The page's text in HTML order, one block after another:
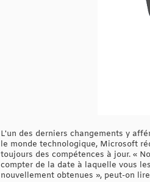
L'un des derniers changements y
le monde technologique, Microsoft
toujours des compétences à jour. «
compter de la date à laquelle vous
nouvellement obtenues », peut-on